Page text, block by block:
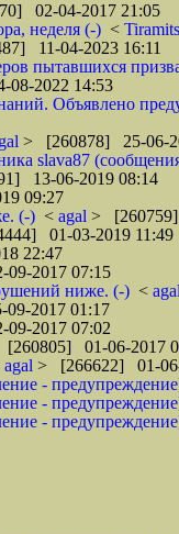
02-04-2017 21:05
неделя (-) <
11-04-2023 16:11
пытавшихся
2022 14:53
Объявлено
> [260878] 25-06-
slava87
13-06-2019 08:14
09:27
(-) < agal > [260759]
01-03-2019 11:49
22:47
2017 07:15
ниже. (-) <
2017 01:17
2017 07:02
01-06-2017
agal > [266622] 01-
-
-
-